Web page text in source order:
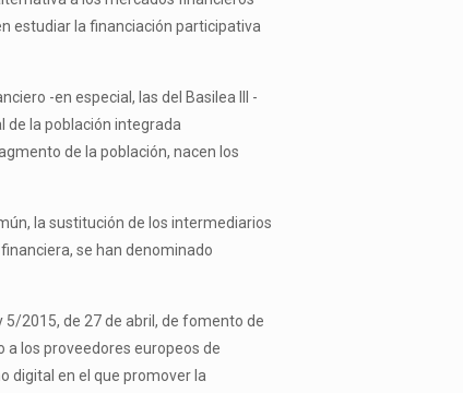
estudiar la financiación participativa
-en especial, las del Basilea III -
de la población integrada
de la población, nacen los
la sustitución de los intermediarios
se han denominado
5/2015, de 27 de abril, de fomento de
a los proveedores europeos de
digital en el que promover la